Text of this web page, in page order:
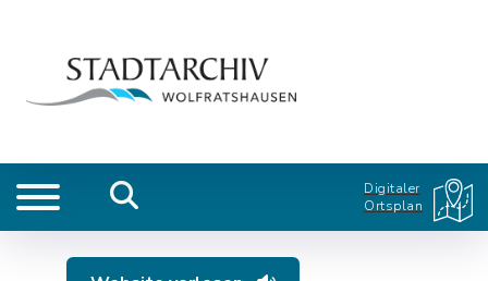
Digitaler
Ortsplan